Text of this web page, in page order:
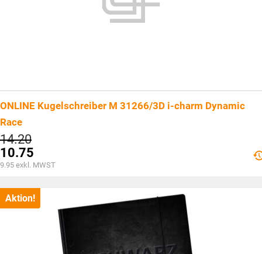
ONLINE Kugelschreiber M 31266/3D i-charm Dynamic
Race
14.20Ursprünglicher
Preis
war:
CHF14.20
10.75
Aktueller
ist:
CHF10.75.
9.95 exkl. MWST
Aktion!